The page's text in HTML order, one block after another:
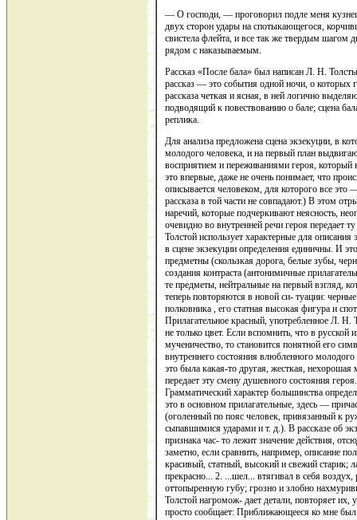
— О господи, — проговорил подле меня
двух сторон удары на спотыкающегося,
свистела флейта, и все так же твердым шагом
рядом с наказываемым.
Рассказ «После бала» был написан Л. Н.
рассказ — это события одной ночи, о которых
рассказа четкая и ясная, в ней логично
подводящий к повествованию о бале; сцена
реплика.
Для анализа предложена сцена экзекуции, в
молодого человека, и на первый план
восприятием и переживаниями героя, который
это впервые, даже не очень понимает, что
описывается человеком, для которого все
рассказа в той части не совпадают.) В этом
наречий, которые подчеркивают неясность,
очевидно во внутренней речи героя передает
Толстой использует характерные для
в сцене экзекуции определения единичны. И
предметны (скользкая дорога, белые зубы,
создания контраста (антонимичные
те предметы, нейтральные на первый взгляд,
теперь повторяются в новой си- туации:
полковника , его статная высокая фигура и
Прилагательное красный, употребленное Л.
не только цвет. Если вспомнить, что в русской
мученичество, то становится понятной его
внутреннего состояния влюбленного
это была какая-то другая, жесткая,
передает эту смену душевного состояния героя.
Грамматический характер большинства
это в основном прилагательные, здесь —
(оголенный по пояс человек, привязанный к
сыпавшимися ударами и т. д.). В рассказе об
признака час- то лежит значение действия,
заметно, если сравнить, например, описание
красивый, статный, высокий и свежий старик;
прекрасно... 2. ...шел... втягивал в себя
оттопыренную губу; грозно и злобно
Толстой нагромож- дает детали, повторяет их,
просто сообщает: Приближающееся ко мне